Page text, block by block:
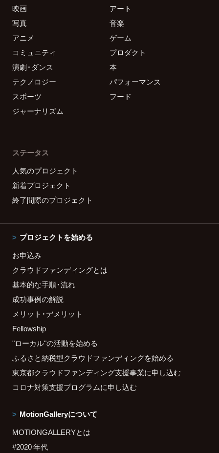
映画
アート
写真
音楽
アニメ
ゲーム
コミュニティ
プロダクト
演劇・ダンス
本
テクノロジー
パフォーマンス
スポーツ
フード
ジャーナリズム
ステータス
人気のプロジェクト
新着プロジェクト
終了間際のプロジェクト
プロジェクトを始める
お申込み
クラウドファンディングとは
基本的な手順・流れ
成功事例の解説
メリット・デメリット
Fellowship
"ローカル"の活動を始める
ふるさと納税型クラウドファンディングを始める
東京都クラウドファンディング支援事業に申し込む
コロナ対策支援プログラムに申し込む
MotionGalleryについて
MOTIONGALLERYとは
#2020 年代